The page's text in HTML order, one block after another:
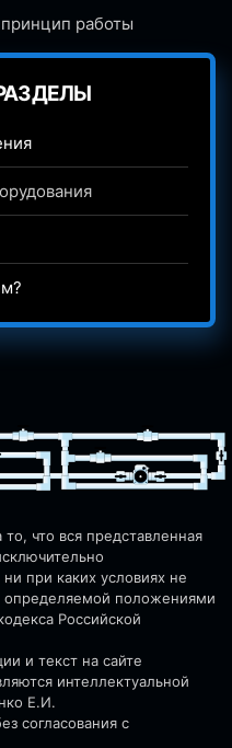
работы
что вся представленная
при каких условиях не
определяемой положениями
Российской
и текст на сайте
интеллектуальной
Е.И.
согласования с